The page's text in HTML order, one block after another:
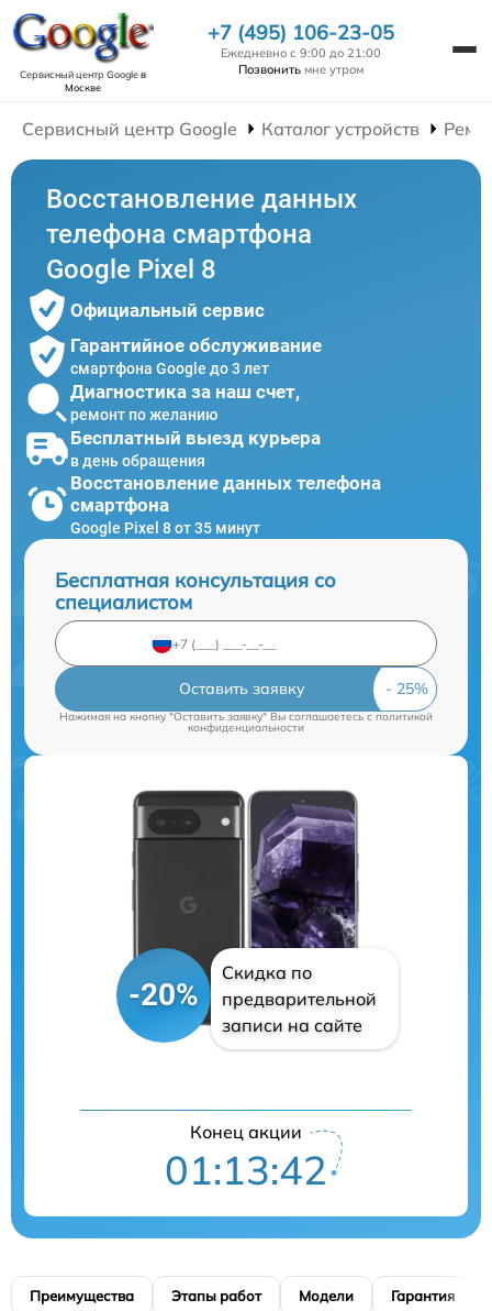
Сервисный центр Googleв
Москве
+7 (495) 106-23-05
Ежедневно с 9:00 до 21:00
Позвонить мне утром
Сервисный центр Google Каталог устройств
Восстановление данных
телефона смартфона
Google Pixel 8
Официальный сервис
Гарантийное обслуживание
смартфона Google до 3 лет
Диагностика за наш счет,
ремонт по желанию
Бесплатный выезд курьера
в день обращения
Восстановление данных телефона
смартфона
Google Pixel 8 от 35 минут
Бесплатная консультация со
специалистом
Оставить заявку
Нажимая на кнопку "Оставить заявку" Вы соглашаетесь c политикой
конфиденциальности
-20%
Скидка по
предварительной
записи на сайте
Конец акции
01:13:41
Преимущества Этапы работ Модели Гарантия